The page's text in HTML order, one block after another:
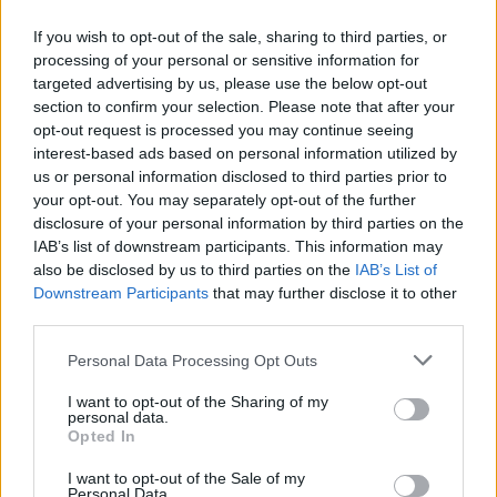
If you wish to opt-out of the sale, sharing to third parties, or
processing of your personal or sensitive information for
targeted advertising by us, please use the below opt-out
section to confirm your selection. Please note that after your
opt-out request is processed you may continue seeing
interest-based ads based on personal information utilized by
us or personal information disclosed to third parties prior to
your opt-out. You may separately opt-out of the further
disclosure of your personal information by third parties on the
IAB’s list of downstream participants. This information may
also be disclosed by us to third parties on the IAB’s List of
Downstream Participants that may further disclose it to other
Personal Data Processing Opt Outs
I want to opt-out of the Sharing of my
personal data.
Opted In
I want to opt-out of the Sale of my
One""""»
ΧΤΕΣ
Ο συνθέτης μίλησε ανοιχτά για την
αχαριστία που βιώνει στον χώρο της
μουσικής, 22 χρόνια μετά τη νίκη της
Ελλάδας στη Eurovision.
Νεαρός στο λιμάνι του Πειραιά:
«Πάω διακοπές έναν μήνα» ‑ Η
απίθανη ατάκα στην κάμερα του
MEGA
ΧΤΕΣ
MEGA» κατέγραψε τη διασκεδαστική
Παρασκευή 7 Αυγούστου.